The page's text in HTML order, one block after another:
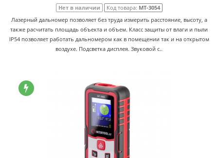
Нет в наличии Код товара: MT-3054
Лазерный дальномер позволяет без труда измерить расстояние, высоту, а
также расчитать площадь объекта и объем. Класс защиты от влаги и пыли
IP54 позволяет работать дальномером как в помещении так и на открытом
воздухе. Подсветка дисплея. Звуковой с..